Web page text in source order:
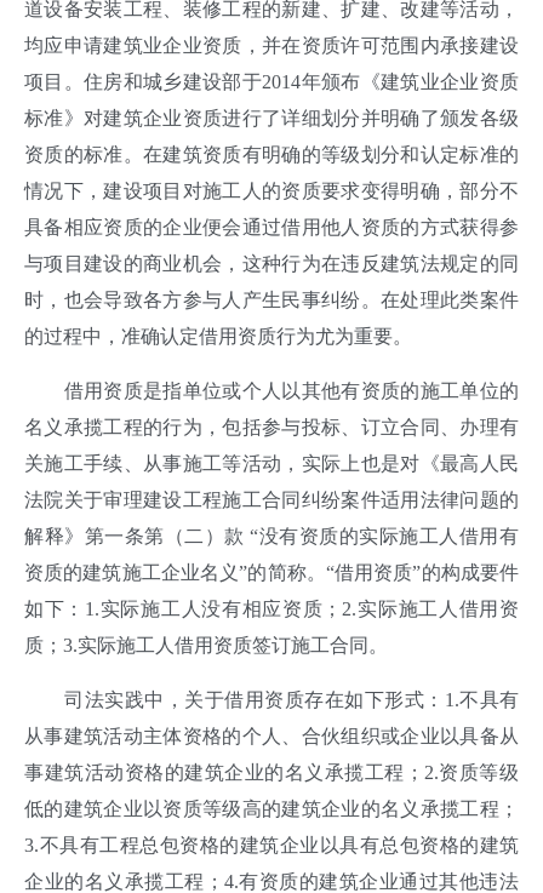
道设备安装工程、装修工程的新建、扩建、改建等活动，
均应申请建筑业企业资质，并在资质许可范围内承接建设
项目。住房和城乡建设部于2014年颁布《建筑业企业资质
标准》对建筑企业资质进行了详细划分并明确了颁发各级
资质的标准。在建筑资质有明确的等级划分和认定标准的
情况下，建设项目对施工人的资质要求变得明确，部分不
具备相应资质的企业便会通过借用他人资质的方式获得参
与项目建设的商业机会，这种行为在违反建筑法规定的同
时，也会导致各方参与人产生民事纠纷。在处理此类案件
的过程中，准确认定借用资质行为尤为重要。
借用资质是指单位或个人以其他有资质的施工单位的
名义承揽工程的行为，包括参与投标、订立合同、办理有
关施工手续、从事施工等活动，实际上也是对《最高人民
法院关于审理建设工程施工合同纠纷案件适用法律问题的
解释》第一条第（二）款 “没有资质的实际施工人借用有
资质的建筑施工企业名义”的简称。“借用资质”的构成要件
如下：1.实际施工人没有相应资质；2.实际施工人借用资
质；3.实际施工人借用资质签订施工合同。
司法实践中，关于借用资质存在如下形式：1.不具有
从事建筑活动主体资格的个人、合伙组织或企业以具备从
事建筑活动资格的建筑企业的名义承揽工程；2.资质等级
低的建筑企业以资质等级高的建筑企业的名义承揽工程；
3.不具有工程总包资格的建筑企业以具有总包资格的建筑
企业的名义承揽工程；4.有资质的建筑企业通过其他违法